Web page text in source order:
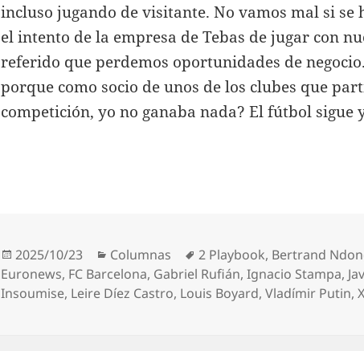
incluso jugando de visitante. No vamos mal si
el intento de la empresa de Tebas de jugar con
referido que perdemos oportunidades de
porque como socio de unos de los clubes que
competición, yo no ganaba nada? El fútbol sigue
Publicado
el
2025/10/23 Categorías
Columnas Etiquetas
2 Playbook, Bertrand
Euronews, FC Barcelona, Gabriel Rufián,Ignacio Stampa,
Insoumise, Leire Díez Castro, Louis Boyard,Vladímir Putin,X